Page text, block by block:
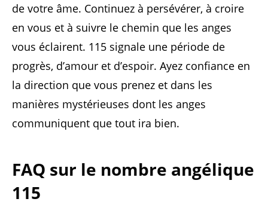
de votre âme. Continuez à persévérer, à croire
en vous et à suivre le chemin que les anges
vous éclairent. 115 signale une période de
progrès, d’amour et d’espoir. Ayez confiance en
la direction que vous prenez et dans les
manières mystérieuses dont les anges
communiquent que tout ira bien.
FAQ sur le nombre angélique
115